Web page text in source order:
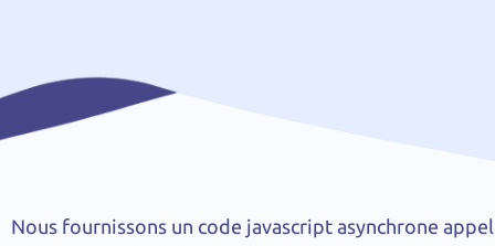
Nous fournissons un code javascript asynchrone